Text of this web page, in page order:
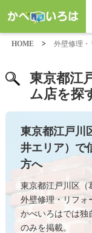
HOME > 外壁修理・
東京都江
ム店を探
東京都江戸川
井エリア）で
方へ
東京都江戸川区（
外壁修理・リフォ
かべいろはでは独
のみを掲載。